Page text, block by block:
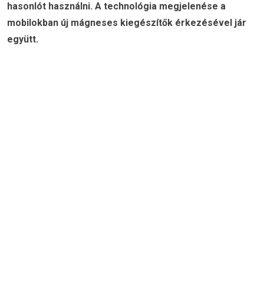
hasonlót használni. A technológia megjelenése a
mobilokban új mágneses kiegészítők érkezésével jár
együtt.